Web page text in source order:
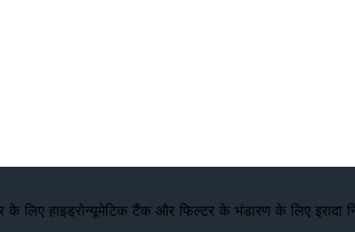
हाइड्रोन्यूमेटिक टैंक और फिल्टर के भंडारण के लिए इरादा